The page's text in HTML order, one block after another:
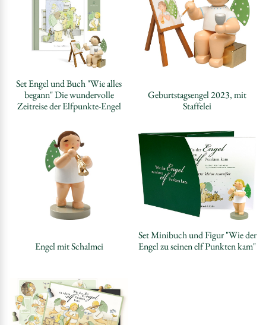
Set Engel und Buch "Wie alles
begann" Die wundervolle
Zeitreise der Elfpunkte-Engel
Geburtstagsengel 2023, mit
Staffelei
Engel mit Schalmei
Set Minibuch und Figur "Wie der
Engel zu seinen elf Punkten kam"